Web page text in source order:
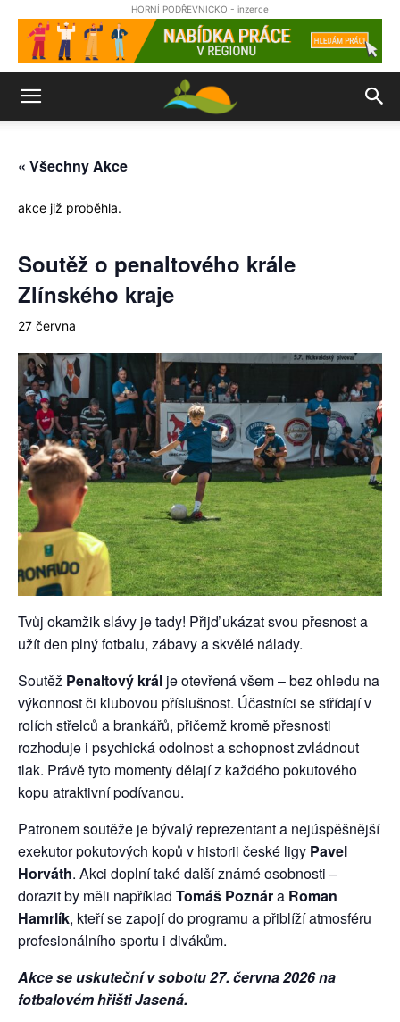
HORNÍ PODŘEVNICKO - inzerce
« Všechny Akce
akce již proběhla.
Soutěž o penaltového krále
Zlínského kraje
27 června
Tvůj okamžik slávy je tady! Přijď ukázat svou přesnost a
užít den plný fotbalu, zábavy a skvělé nálady.
Soutěž Penaltový král je otevřená všem – bez ohledu na
výkonnost či klubovou příslušnost. Účastníci se střídají v
rolích střelců a brankářů, přičemž kromě přesnosti
rozhoduje i psychická odolnost a schopnost zvládnout
tlak. Právě tyto momenty dělají z každého pokutového
kopu atraktivní podívanou.
Patronem soutěže je bývalý reprezentant a nejúspěšnější
exekutor pokutových kopů v historii české ligy Pavel
Horváth. Akci doplní také další známé osobnosti –
dorazit by měli například Tomáš Poznára Roman
Hamrlík, kteří se zapojí do programu a přiblíží atmosféru
profesionálního sportu i divákům.
Akce se uskuteční v sobotu 27. června 2026 na
fotbalovém hřišti Jasená.